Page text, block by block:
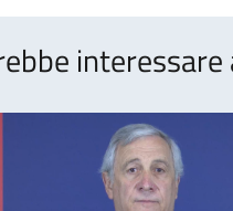
interessare